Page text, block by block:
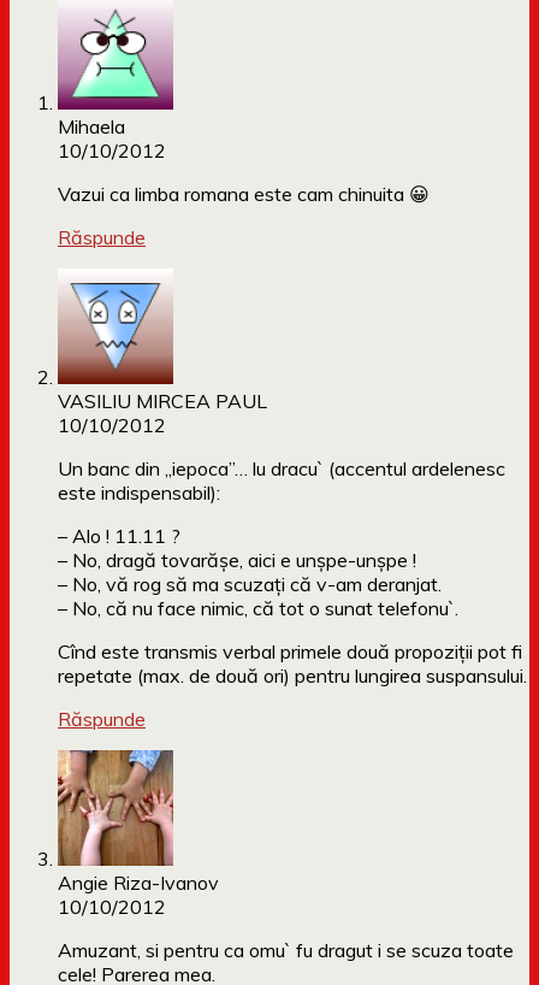
Mihaela
10/10/2012
Vazui ca limba romana este cam chinuita 😀
Răspunde
VASILIU MIRCEA PAUL
10/10/2012
Un banc din „iepoca”… lu dracu` (accentul ardelenesc
este indispensabil):
– Alo ! 11.11 ?
– No, dragă tovarășe, aici e unșpe-unșpe !
– No, vă rog să ma scuzați că v-am deranjat.
– No, că nu face nimic, că tot o sunat telefonu`.
Cînd este transmis verbal primele două propoziții pot fi
repetate (max. de două ori) pentru lungirea suspansului.
Răspunde
Angie Riza-Ivanov
10/10/2012
Amuzant, si pentru ca omu` fu dragut i se scuza toate
cele! Parerea mea.